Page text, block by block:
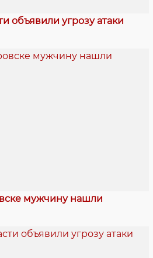
объявили угрозу атаки
мужчину нашли